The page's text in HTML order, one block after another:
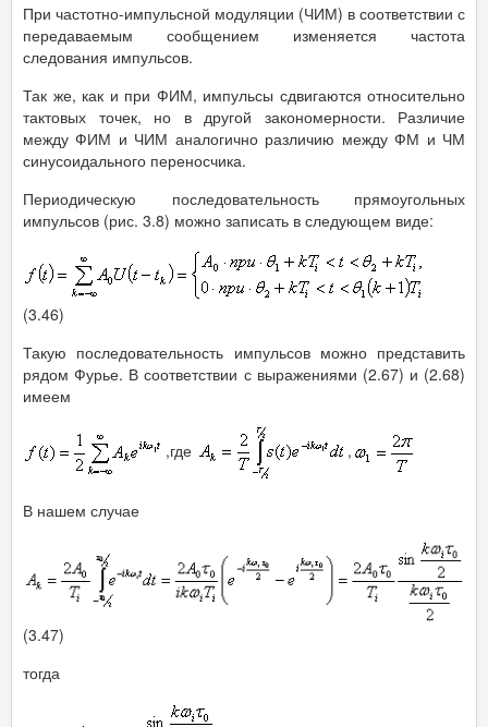
При частотно-импульсной модуляции (ЧИМ) в соответствии с
передаваемым сообщением изменяется частота
следования импульсов.
Так же, как и при ФИМ, импульсы сдвигаются относительно
тактовых точек, но в другой закономерности. Различие
между ФИМ и ЧИМ аналогично различию между ФМ и ЧМ
синусоидального переносчика.
Периодическую последовательность прямоугольных
импульсов (рис. 3.8) можно записать в следующем виде:
(3.46)
Такую последовательность импульсов можно представить
рядом Фурье. В соответствии с выражениями (2.67) и (2.68)
имеем
,где ,
В нашем случае
(3.47)
тогда